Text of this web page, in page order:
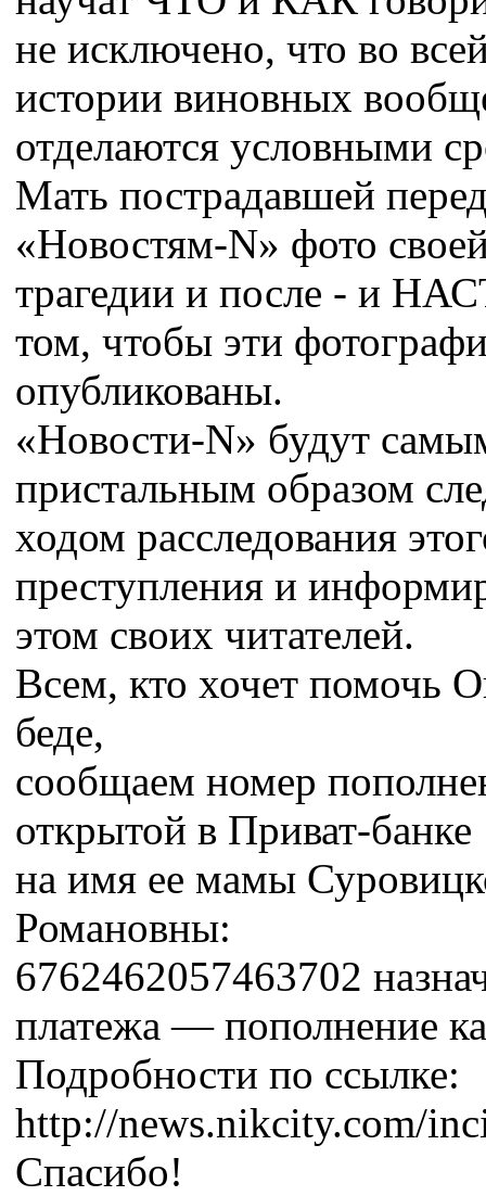
не исключено, что во
истории виновных
отделаются условными
Мать пострадавшей
«Новостям-N» фото
трагедии и после - и
том, чтобы эти
опубликованы.
«Новости-N» будут
пристальным образом
ходом расследования
преступления и
этом своих читателей.
Всем, кто хочет помочь
беде,
сообщаем номер
открытой в Приват-банке
на имя ее мамы
Романовны:
6762462057463702
платежа — пополнение
Подробности по ссылке:
http://news.nikcity.com/
Спасибо!